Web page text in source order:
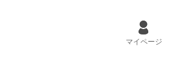
マイページ